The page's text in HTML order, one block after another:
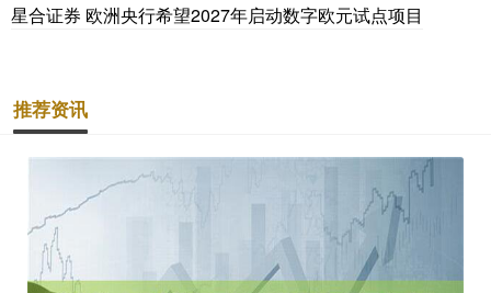
星合证券 欧洲央行希望2027年启动数字欧元试点项目
推荐资讯